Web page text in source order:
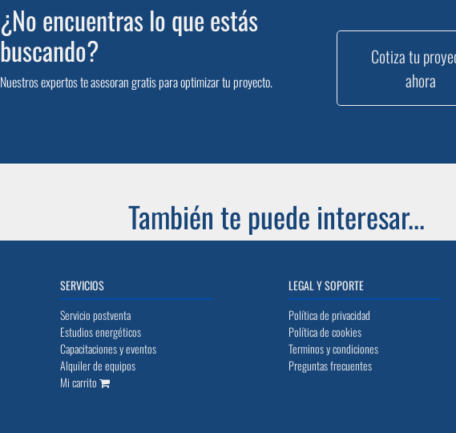
¿No encuentras lo que estás
buscando?
Nuestros expertos te asesoran gratis para optimizar tu proyecto.
Cotiza tu
ahora
También te puede interesar...
SERVICIOS
Servicio postventa
Estudios energéticos
Capacitaciones y eventos
Alquiler de equipos
Mi carrito
LEGAL Y SOPORTE
Política de privacidad
Política de cookies
Terminos y condiciones
Preguntas frecuentes